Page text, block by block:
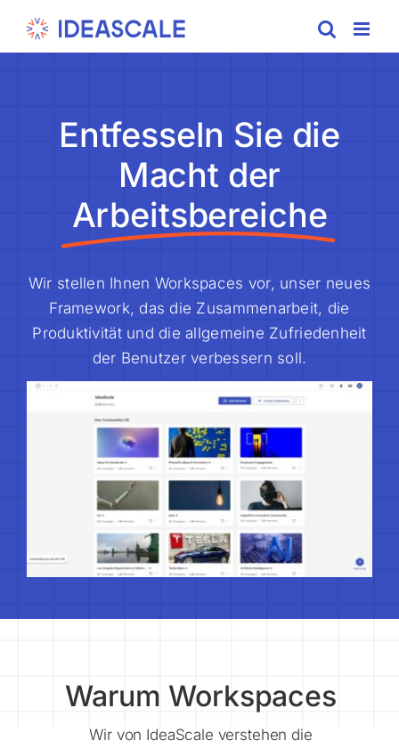
Entfesseln Sie die
Macht der
Arbeitsbereiche
Wir stellen Ihnen Workspaces vor, unser neues
Framework, das die Zusammenarbeit, die
Produktivität und die allgemeine Zufriedenheit
der Benutzer verbessern soll.
Warum Workspaces
Wir von IdeaScale verstehen die